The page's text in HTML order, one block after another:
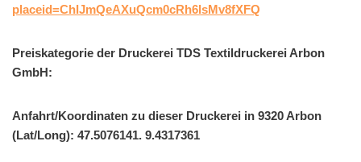
placeid=ChIJmQeAXuQcm0cRh6lsMv8fXFQ
Preiskategorie der Druckerei TDS Textildruckerei Arbon
GmbH:
Anfahrt/Koordinaten zu dieser Druckerei in 9320 Arbon
(Lat/Long): 47.5076141. 9.4317361